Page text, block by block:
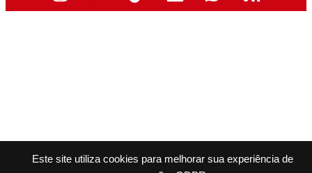
Este site utiliza cookies para melhorar sua experiência de